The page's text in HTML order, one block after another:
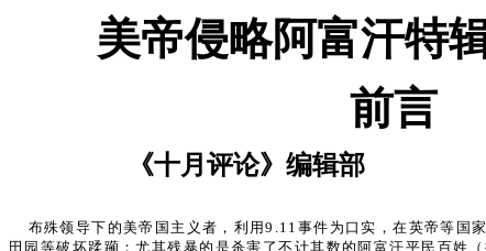
美帝侵略阿富汗特
前言
《十月评论》编辑部
布殊领导下的美帝国主义者，利用9.11事件为口实，在英帝等国
田园等破坏蹂躏；尤其残暴的是杀害了不计其数的阿富汗平民百姓